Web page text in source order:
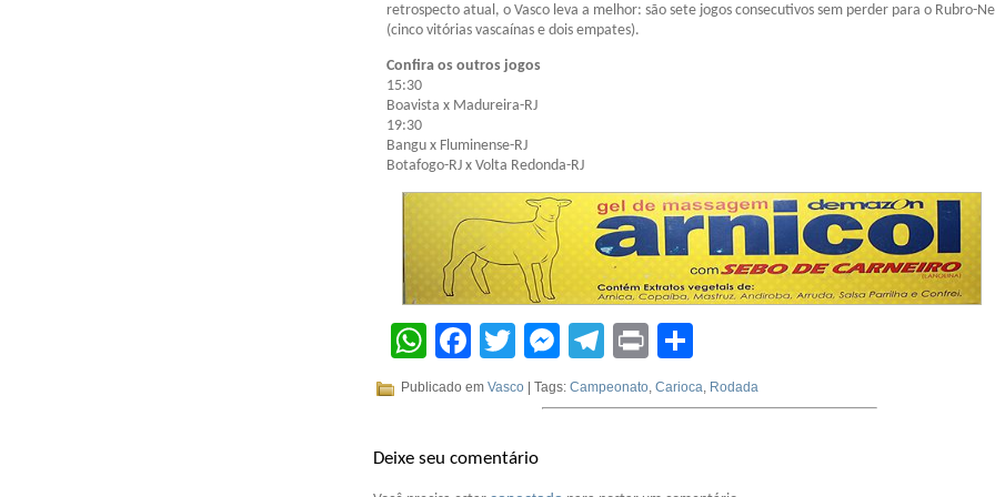
retrospecto atual, o Vasco leva a melhor: são sete jogos consecutivos sem perder para o Rubro-
(cinco vitórias vascaínas e dois empates).
Confira os outros jogos
15:30
Boavista x Madureira-RJ
19:30
Bangu x Fluminense-RJ
Botafogo-RJ x Volta Redonda-RJ
WhatsApp
Facebook
Twitter
Messenger
Telegram
Print
Publicado em Vasco | Tags: Campeonato Carioca Rodada
Deixe seu comentário